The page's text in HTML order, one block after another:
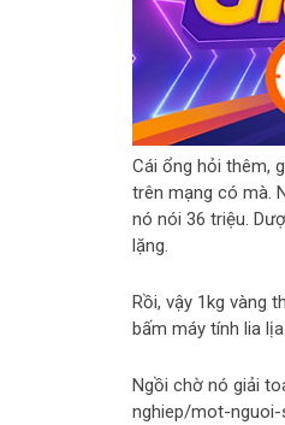
Cái ổng hỏi thêm,
trên mạng có mà.
nó nói 36 triệu.
lặng.
Rồi, vậy 1kg vàng
bấm máy tính lia
Ngồi chờ nó giải
nghiep/mot-nguoi-